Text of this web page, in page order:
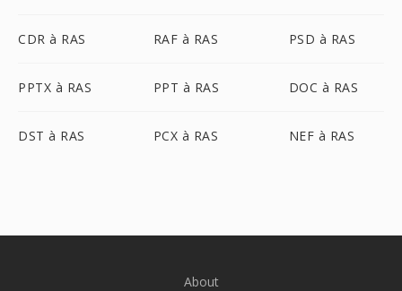
CDR à RAS RAF à RAS PSD à RAS
PPTX à RAS PPT à RAS DOC à RAS
DST à RAS PCX à RAS NEF à RAS
About